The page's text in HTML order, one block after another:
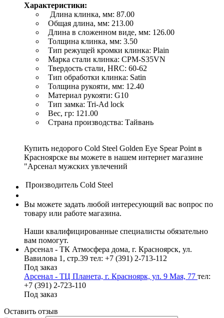
Характеристики:
Длина клинка, мм: 87.00
Общая длина, мм: 213.00
Длина в сложенном виде, мм: 126.00
Толщина клинка, мм: 3.50
Тип режущей кромки клинка: Plain
Марка стали клинка: CPM-S35VN
Твердость стали, HRC: 60-62
Тип обработки клинка: Satin
Толщина рукояти, мм: 12.40
Материал рукояти: G10
Тип замка: Tri-Ad lock
Вес, гр: 121.00
Страна производства: Тайвань
Купить недорого Cold Steel Golden Eye Spear Point в
Красноярске вы можете в нашем интернет магазине
"Арсенал мужских увлечений
Производитель Cold Steel
Вы можете задать любой интересующий вас вопрос по
товару или работе магазина.
Наши квалифицированные специалисты обязательно
вам помогут.
Арсенал - ТК Атмосфера дома, г. Красноярск, ул.
Вавилова 1, стр.39 тел: +7 (391) 2-713-112
Под заказ
Арсенал - ТЦ Планета, г. Красноярк, ул. 9 Мая, 77 тел:
+7 (391) 2-723-110
Под заказ
Оставить отзыв